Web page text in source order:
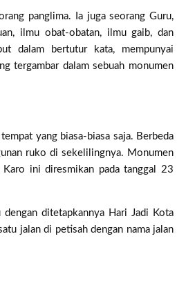
panglima. Ia juga seorang Guru,
ilmu obat-obatan, ilmu gaib, dan
dalam bertutur kata, mempunyai
tergambar dalam sebuah monumen
yang biasa-biasa saja. Berbeda
ruko di sekelilingnya. Monumen
Karo ini diresmikan pada tanggal 23
ditetapkannya Hari Jadi Kota
jalan di petisah dengan nama jalan